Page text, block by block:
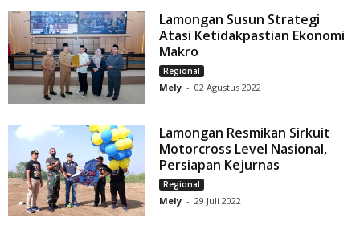
Lamongan Susun Strategi
Atasi Ketidakpastian Ekonomi
Makro
Regional
Mely - 02 Agustus 2022
Lamongan Resmikan Sirkuit
Motorcross Level Nasional,
Persiapan Kejurnas
Regional
Mely - 29 Juli 2022